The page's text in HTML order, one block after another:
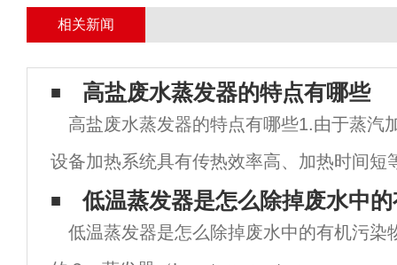
相关新闻
高盐废水蒸发器的特点有哪些
高盐废水蒸发器的特点有哪些1.由于蒸汽
设备加热系统具有传热效率高、加热时间短
配备热压泵，具有节能减排、蒸汽消耗低、
优点。2.物料沿管内壁向下加速加压流动蒸
低温蒸发器是怎么除掉废水中
低温蒸发器是怎么除掉废水中的有机污染